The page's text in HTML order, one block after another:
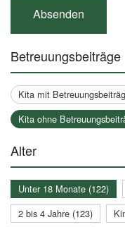
Betreuungsbeiträge
Kita mit
Kita ohne
Alter
Unter 18 Monate (122)
2 bis 4 Jahre (123)